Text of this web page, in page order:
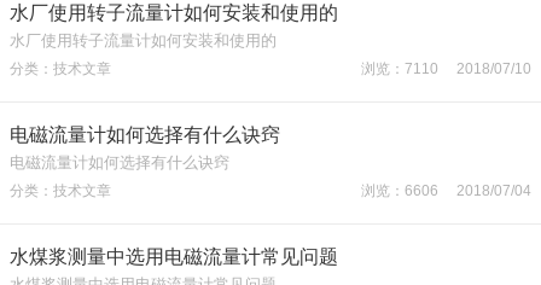
水厂使用转子流量计如何安装和使用的
水厂使用转子流量计如何安装和使用的
分类：技术文章 浏览：7110 2018/07/10
电磁流量计如何选择有什么诀窍
电磁流量计如何选择有什么诀窍
分类：技术文章 浏览：6606 2018/07/04
水煤浆测量中选用电磁流量计常见问题